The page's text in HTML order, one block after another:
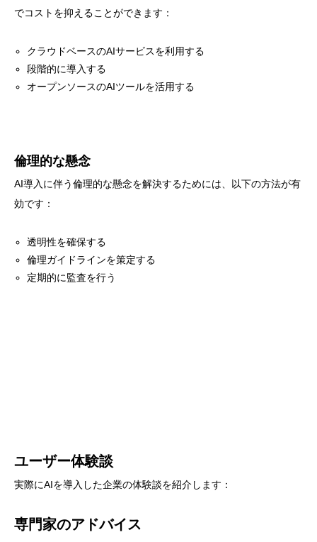
でコストを抑えることができます：
クラウドベースのAIサービスを利用する
段階的に導入する
オープンソースのAIツールを活用する
倫理的な懸念
AI導入に伴う倫理的な懸念を解決するためには、以下の方法が有
効です：
透明性を確保する
倫理ガイドラインを策定する
定期的に監査を行う
ユーザー体験談
実際にAIを導入した企業の体験談を紹介します：
専門家のアドバイス